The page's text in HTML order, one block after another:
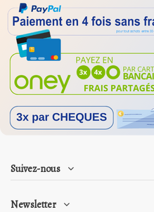
Suivez-nous
Newsletter